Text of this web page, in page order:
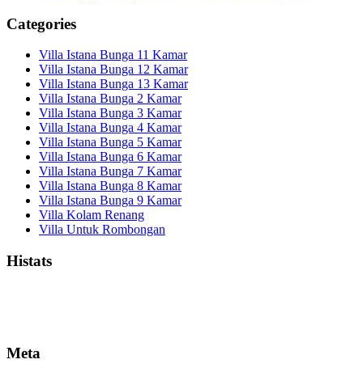
Categories
Villa Istana Bunga 11 Kamar
Villa Istana Bunga 12 Kamar
Villa Istana Bunga 13 Kamar
Villa Istana Bunga 2 Kamar
Villa Istana Bunga 3 Kamar
Villa Istana Bunga 4 Kamar
Villa Istana Bunga 5 Kamar
Villa Istana Bunga 6 Kamar
Villa Istana Bunga 7 Kamar
Villa Istana Bunga 8 Kamar
Villa Istana Bunga 9 Kamar
Villa Kolam Renang
Villa Untuk Rombongan
Histats
Meta